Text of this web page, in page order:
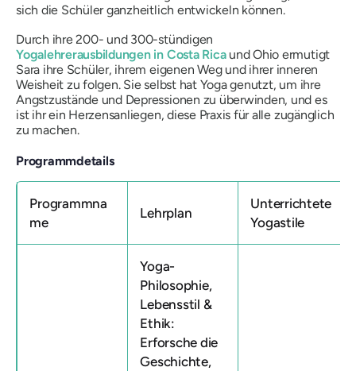
sich die Schüler ganzheitlich entwickeln können.
Durch ihre 200- und 300-stündigen
Yogalehrerausbildungen in Costa Ricaund Ohio ermutigt
Sara ihre Schüler, ihrem eigenen Weg und ihrer inneren
Weisheit zu folgen. Sie selbst hat Yoga genutzt, um ihre
Angstzustände und Depressionen zu überwinden, und es
ist ihr ein Herzensanliegen, diese Praxis für alle zugänglich
zu machen.
Programmdetails
Programmna
me
Lehrplan
Unterrichtete
Yogastile
Yoga-
Philosophie,
Lebensstil &
Ethik:
Erforsche die
Geschichte,